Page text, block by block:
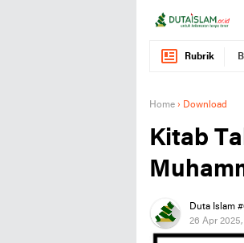
Rubrik
Home › Download
Kitab
Duta Islam
26 Apr